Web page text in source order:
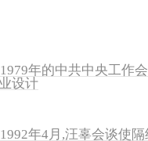
年的中共中央工作
设计
年4月,汪辜会谈使